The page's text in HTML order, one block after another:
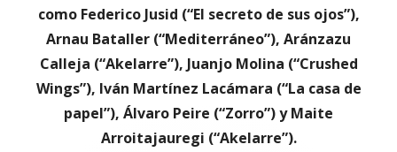
como Federico Jusid (“El secreto de sus ojos”),
Arnau Bataller (“Mediterráneo”), Aránzazu
Calleja (“Akelarre”), Juanjo Molina (“Crushed
Wings”), Iván Martínez Lacámara (“La casa de
papel”), Álvaro Peire (“Zorro”) y Maite
Arroitajauregi (“Akelarre”).